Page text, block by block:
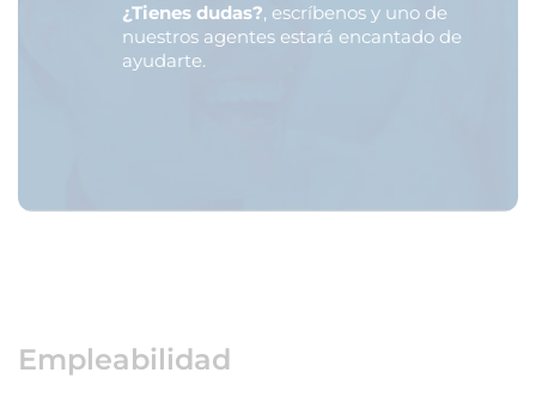
¿Tienes dudas?, escríbenos y uno de
nuestros agentes estará encantado de
ayudarte.
Empleabilidad